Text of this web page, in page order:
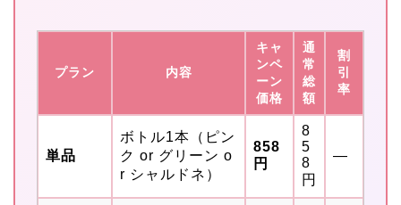
プラン 内容
キャ
ンペ
ーン
価格
通
常
総
額
割
引
率
単品
ボトル1本（ピン
ク or グリーン o
r シャルドネ）
858
円
8
5
8
円
—